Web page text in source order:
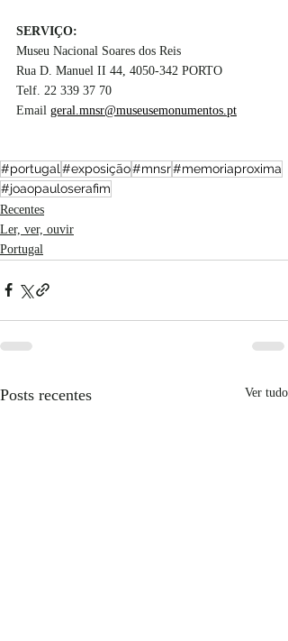
SERVIÇO:
Museu Nacional Soares dos Reis
Rua D. Manuel II 44, 4050-342 PORTO
Telf. 22 339 37 70
Email geral.mnsr@museusemonumentos.pt
#portugal #exposição#mnsr#memoriaproxima
#joaopauloserafim
Recentes
Ler, ver, ouvir
Portugal
Posts recentes Ver tudo